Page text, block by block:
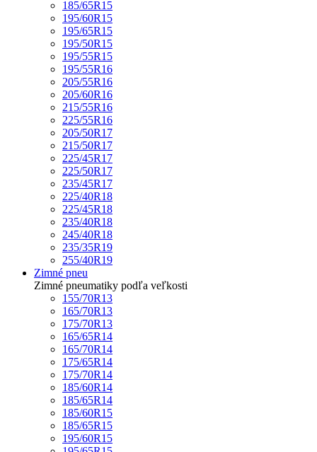
185/65R15
195/60R15
195/65R15
195/50R15
195/55R15
195/55R16
205/55R16
205/60R16
215/55R16
225/55R16
205/50R17
215/50R17
225/45R17
225/50R17
235/45R17
225/40R18
225/45R18
235/40R18
245/40R18
235/35R19
255/40R19
Zimné pneu
Zimné pneumatiky podľa veľkosti
155/70R13
165/70R13
175/70R13
165/65R14
165/70R14
175/65R14
175/70R14
185/60R14
185/65R14
185/60R15
185/65R15
195/60R15